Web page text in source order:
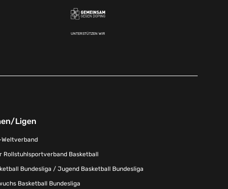
UNTERSTÜTZEN WIR
Ligen
Weltverband
Rollstuhlsportverband Basketball
Bundesliga / Jugend Basketball Bundesliga
Basketball Bundesliga